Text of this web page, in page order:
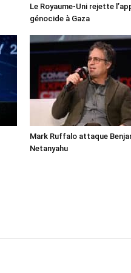
Le Royaume-Uni rejette
génocide à Gaza
Mark Ruffalo attaque
Netanyahu